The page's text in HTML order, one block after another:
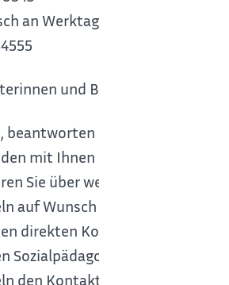
an Werktagen von Montag bis
und Berater
beantworten Ihre Fragen und
mit Ihnen gemeinsam über
Sie über weitere Hilfsangebote
auf Wunsch einen
direkten Kontakt zu
Sozialpädagogik,
den Kontakt zu anderen